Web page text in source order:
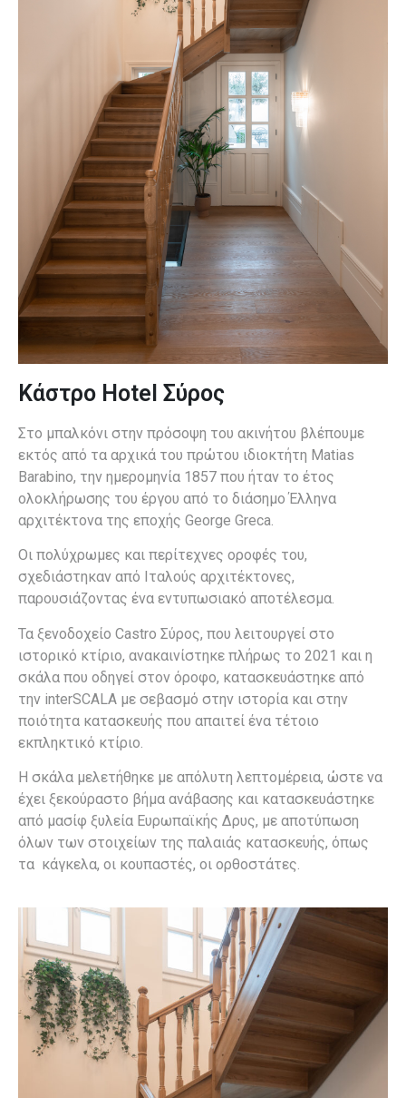
Κάστρο Hotel Σύρος
Στο μπαλκόνι στην πρόσοψη του ακινήτου βλέπουμε
εκτός από τα αρχικά του πρώτου ιδιοκτήτη Matias
Barabino, την ημερομηνία 1857 που ήταν το έτος
ολοκλήρωσης του έργου από το διάσημο Έλληνα
αρχιτέκτονα της εποχής George Greca.
Οι πολύχρωμες και περίτεχνες οροφές του,
σχεδιάστηκαν από Ιταλούς αρχιτέκτονες,
παρουσιάζοντας ένα εντυπωσιακό αποτέλεσμα.
Τα ξενοδοχείο Castro Σύρος, που λειτουργεί στο
ιστορικό κτίριο, ανακαινίστηκε πλήρως το 2021 και η
σκάλα που οδηγεί στον όροφο, κατασκευάστηκε από
την interSCALA με σεβασμό στην ιστορία και στην
ποιότητα κατασκευής που απαιτεί ένα τέτοιο
εκπληκτικό κτίριο.
Η σκάλα μελετήθηκε με απόλυτη λεπτομέρεια, ώστε να
έχει ξεκούραστο βήμα ανάβασης και κατασκευάστηκε
από μασίφ ξυλεία Ευρωπαϊκής Δρυς, με αποτύπωση
όλων των στοιχείων της παλαιάς κατασκευής, όπως
τα κάγκελα, οι κουπαστές, οι ορθοστάτες.